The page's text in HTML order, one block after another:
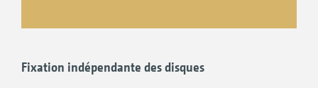
Fixation indépendante des disques